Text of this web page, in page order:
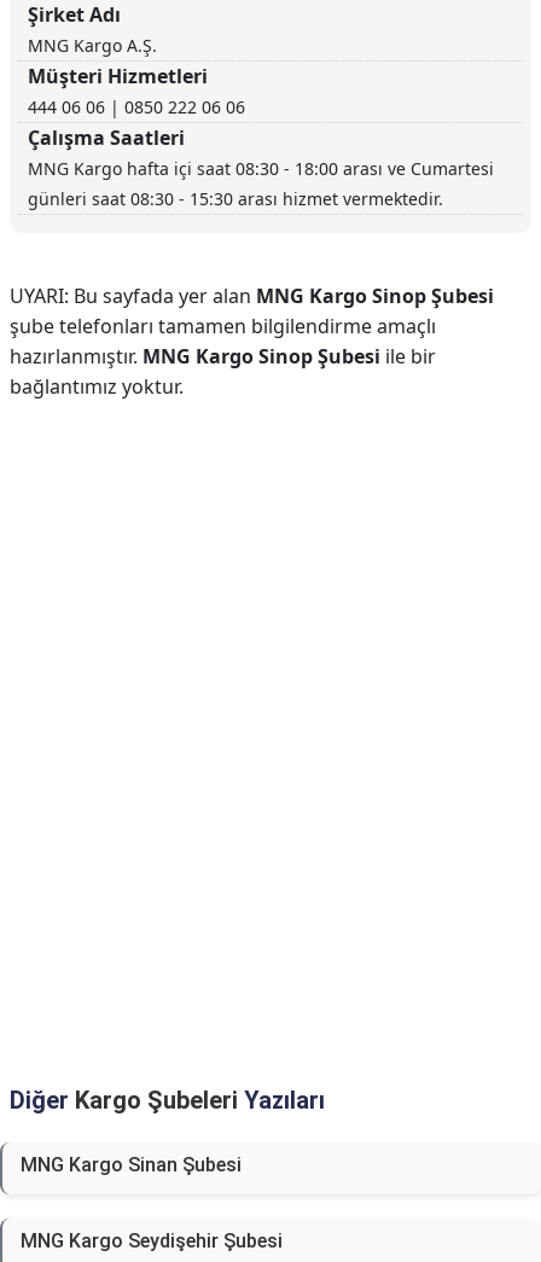
Şirket Adı
MNG Kargo A.Ş.
Müşteri Hizmetleri
444 06 06 | 0850 222 06 06
Çalışma Saatleri
MNG Kargo hafta içi saat 08:30 - 18:00 arası ve Cumartesi
günleri saat 08:30 - 15:30 arası hizmet vermektedir.
UYARI: Bu sayfada yer alan MNG Kargo Sinop Şubesi
şube telefonları tamamen bilgilendirme amaçlı
hazırlanmıştır. MNG Kargo Sinop Şubesi ile bir
bağlantımız yoktur.
Diğer Kargo Şubeleri Yazıları
MNG Kargo Sinan Şubesi
MNG Kargo Seydişehir Şubesi